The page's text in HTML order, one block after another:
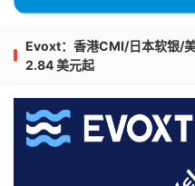
Evoxt：香港CMI/日本软银/
2.84 美元起